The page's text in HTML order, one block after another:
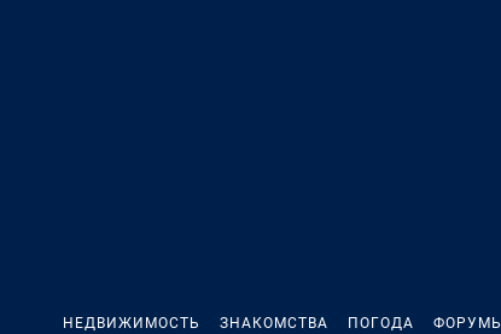
НЕДВИЖИМОСТЬ ЗНАКОМСТВА ПОГОДА ФОРУМЫ